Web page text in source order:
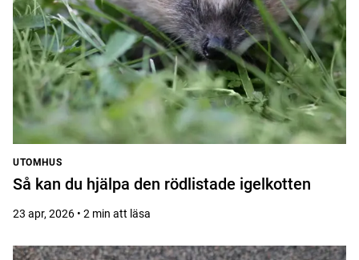
UTOMHUS
Så kan du hjälpa den rödlistade igelkotten
23 apr, 2026 • 2 min att läsa